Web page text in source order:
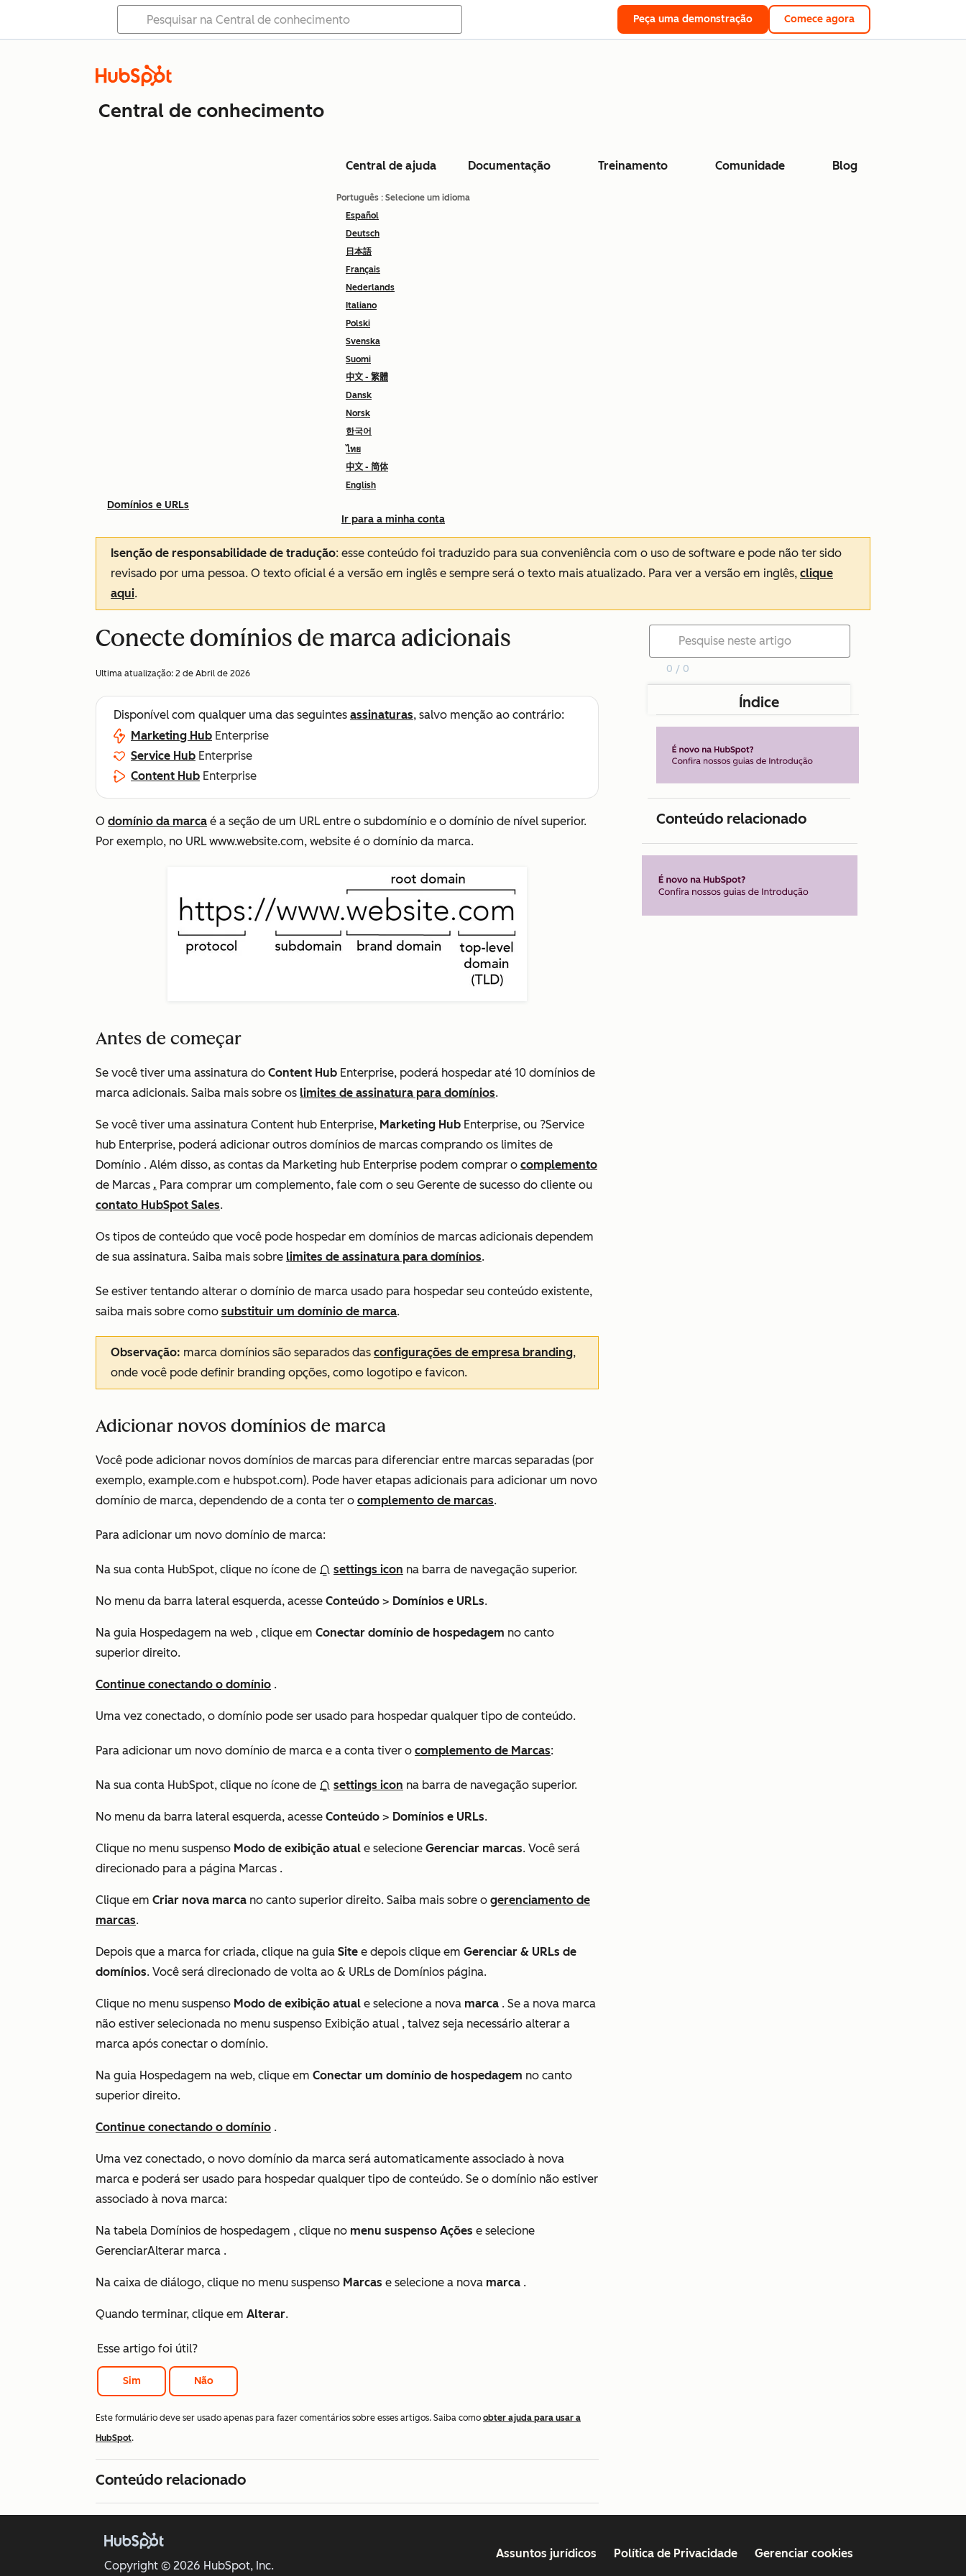
Peça uma demonstração Comece agora
Central de conhecimento
Central de ajuda Documentação Treinamento Comunidade Blog
Português : Selecione um idioma
Español
Deutsch
日本語
Français
Nederlands
Italiano
Polski
Svenska
Suomi
中文 - 繁體
Dansk
Norsk
한국어
ไทย
中文 - 简体
English
Ir para a minha conta
Domínios e URLs
Isenção de responsabilidade de tradução: esse conteúdo foi traduzido para sua conveniência com o uso de software e pode não ter sido
revisado por uma pessoa. O texto oficial é a versão em inglês e sempre será o texto mais atualizado. Para ver a versão em inglês, clique
aqui.
Conecte domínios de marca adicionais
Ultima atualização: 2 de Abril de 2026
Disponível com qualquer uma das seguintes assinaturas, salvo menção ao contrário:
Marketing Hub Enterprise
Service Hub Enterprise
Content Hub Enterprise
O domínio da marca é a seção de um URL entre o subdomínio e o domínio de nível superior.
Por exemplo, no URL www.website.com, website é o domínio da marca.
Antes de começar
Se você tiver uma assinatura do Content Hub Enterprise, poderá hospedar até 10 domínios de
marca adicionais. Saiba mais sobre os limites de assinatura para domínios.
Se você tiver uma assinatura Content hub Enterprise, Marketing Hub Enterprise, ou ?Service
hub Enterprise, poderá adicionar outros domínios de marcas comprando os limites de
Domínio . Além disso, as contas da Marketing hub Enterprise podem comprar o complemento
de Marcas . Para comprar um complemento, fale com o seu Gerente de sucesso do cliente ou
contato HubSpot Sales.
Os tipos de conteúdo que você pode hospedar em domínios de marcas adicionais dependem
de sua assinatura. Saiba mais sobre limites de assinatura para domínios.
Se estiver tentando alterar o domínio de marca usado para hospedar seu conteúdo existente,
saiba mais sobre como substituir um domínio de marca.
Observação: marca domínios são separados das configurações de empresa branding,
onde você pode definir branding opções, como logotipo e favicon.
Adicionar novos domínios de marca
Você pode adicionar novos domínios de marcas para diferenciar entre marcas separadas (por
exemplo, example.com e hubspot.com). Pode haver etapas adicionais para adicionar um novo
domínio de marca, dependendo de a conta ter o complemento de marcas.
Para adicionar um novo domínio de marca:
Na sua conta HubSpot, clique no ícone de settings icon na barra de navegação superior.
No menu da barra lateral esquerda, acesse Conteúdo > Domínios e URLs.
Na guia Hospedagem na web , clique em Conectar domínio de hospedagem no canto
superior direito.
Continue conectando o domínio .
Uma vez conectado, o domínio pode ser usado para hospedar qualquer tipo de conteúdo.
Para adicionar um novo domínio de marca e a conta tiver o complemento de Marcas:
Na sua conta HubSpot, clique no ícone de settings icon na barra de navegação superior.
No menu da barra lateral esquerda, acesse Conteúdo > Domínios e URLs.
Clique no menu suspenso Modo de exibição atual e selecione Gerenciar marcas. Você será
direcionado para a página Marcas .
Clique em Criar nova marca no canto superior direito. Saiba mais sobre o gerenciamento de
marcas.
Depois que a marca for criada, clique na guia Site e depois clique em Gerenciar & URLs de
domínios. Você será direcionado de volta ao & URLs de Domínios página.
Clique no menu suspenso Modo de exibição atual e selecione a nova marca . Se a nova marca
não estiver selecionada no menu suspenso Exibição atual , talvez seja necessário alterar a
marca após conectar o domínio.
Na guia Hospedagem na web, clique em Conectar um domínio de hospedagem no canto
superior direito.
Continue conectando o domínio .
Uma vez conectado, o novo domínio da marca será automaticamente associado à nova
marca e poderá ser usado para hospedar qualquer tipo de conteúdo. Se o domínio não estiver
associado à nova marca:
Na tabela Domínios de hospedagem , clique no menu suspenso Ações e selecione
GerenciarAlterar marca .
Na caixa de diálogo, clique no menu suspenso Marcas e selecione a nova marca .
Quando terminar, clique em Alterar.
Esse artigo foi útil?
Sim Não
Este formulário deve ser usado apenas para fazer comentários sobre esses artigos. Saiba como obter ajuda para usar a
HubSpot.
Conteúdo relacionado
0 / 0
Índice
Conteúdo relacionado
Copyright © 2026 HubSpot, Inc.
Assuntos jurídicos Política de Privacidade Gerenciar cookies